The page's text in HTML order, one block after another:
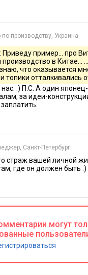
И последний
выполнять функцию
бизнеса и всех
должен
быть
финансы, управление
как
финальный этап
ли он оставаться в
по производству, Украина
пример... про
в Китае...
что оказывается
топики отталкивались
нас. :) П.С. А один
за идеи-
Санкт-Петербург
страж вашей личной
где он должен быть :)
могут